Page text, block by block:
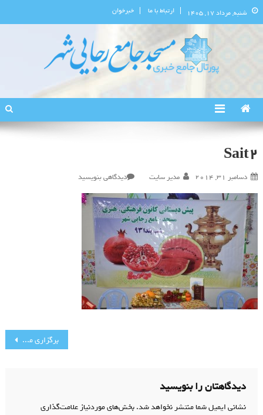
شنبه, مرداد ۱۷, ۱۴۰۵ ارتباط با ما خبرخوان
پورتال اطلاع‌رسانی مسجد جامع
Sait2
دسامبر 31, 2014 مدیر سایت دیدگاهی بنویسیددر
برگزاری مراسم شب یلدا
دیدگاهتان را بنویسید
نشانی ایمیل شما منتشر نخواهد شد.بخش‌های موردنیاز علامت‌گذاری